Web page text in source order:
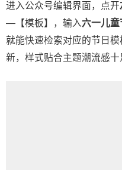
进入公众号编辑界面，点开
—【模板】，输入六一儿
就能快速检索对应的节日
新，样式贴合主题潮流感十